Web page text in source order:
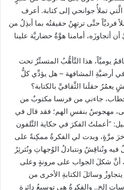
تملأُ جوانحي إلى كتابة. أعرف
فرديَّاً حتَّى ترتهِنُ حقيقتُه بما أبذِلُ من
أمامنا هوَّةٌ حضاريَّة علينا
يوميَّاً، هذا التَّأهُّبُ المتستِّرُ تحت
أرضيَّةِ المشافهة – هل يؤدِّي كلُّ
حقلَنا الثَّقافيَّ بالكتابة؟
جاءني من فرنسا مكتوبٌ من
مهجوسٌ بنفسِ الهم؛ فقد قال في
“أعملتُ الفكرَ في حكاية التَّلفون
مرَّةٍ، وبدت لي الفكرةُ ممكِنةً على
ونُناقِشُ ونتبادلُ الوُجهاتِ ونُثرثِرُ
أنَّ شكلَ الجواب على مرونةٍ وعلى
وسائلَ الكتابةِ الأخرى من
إلخ.. والفكرةُ هي توسيعُ دائرةِ